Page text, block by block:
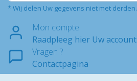
* Wij delen Uw gegevens niet met derden.
Mon compte
Raadpleeg hier Uw account
Vragen ?
Contactpagina